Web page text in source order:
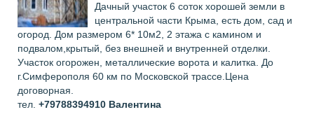
Дачный участок 6 соток хорошей земли в
центральной части Крыма, есть дом, сад и
огород. Дом размером 6* 10м2, 2 этажа с камином и
подвалом,крытый, без внешней и внутренней отделки.
Участок огорожен, металлические ворота и калитка. До
г.Симферополя 60 км по Московской трассе.Цена
договорная.
тел. +79788394910 Валентина